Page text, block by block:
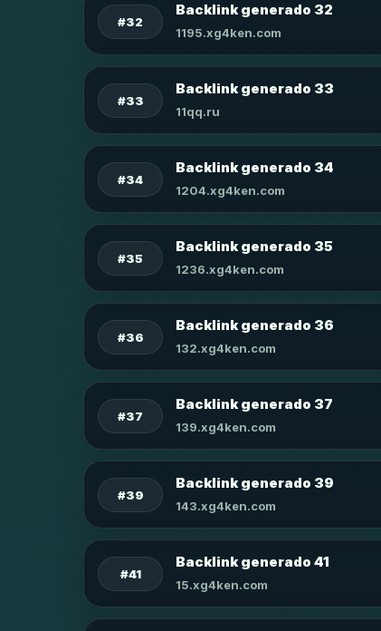
#32
Backlink generado 32
1195.xg4ken.com
#33
Backlink generado 33
11qq.ru
#34
Backlink generado 34
1204.xg4ken.com
#35
Backlink generado 35
1236.xg4ken.com
#36
Backlink generado 36
132.xg4ken.com
#37
Backlink generado 37
139.xg4ken.com
#39
Backlink generado 39
143.xg4ken.com
#41
Backlink generado 41
15.xg4ken.com